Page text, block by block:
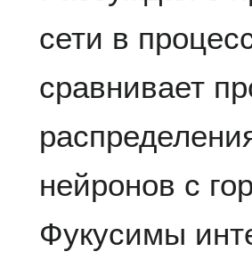
сети в
сравнивает
нейронов с
Фукусимы